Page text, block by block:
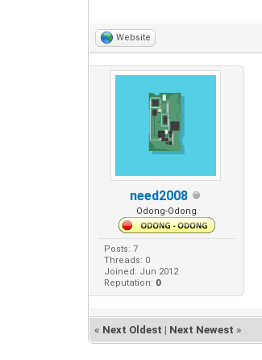
Website
need2008
Odong-Odong
Posts: 7
Threads: 0
Joined: Jun 2012
Reputation: 0
« Next Oldest | Next Newest »